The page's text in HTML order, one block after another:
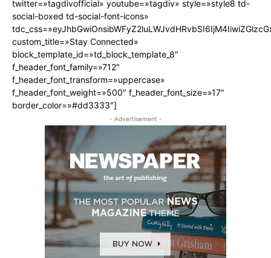
twitter=»tagdivofficial» youtube=»tagdiv» style=»style8 td-
social-boxed td-social-font-icons»
custom_title=»Stay Connected»
block_template_id=»td_block_template_8″
f_header_font_family=»712″
f_header_font_transform=»uppercase»
f_header_font_weight=»500″ f_header_font_size=»17″
border_color=»#dd3333″]
- Advertisement -